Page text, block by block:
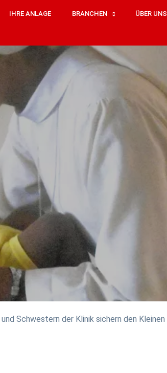
IHRE ANLAGE BRANCHEN ÜBER UNS
Schwestern der Klinik sichern den Kleinen